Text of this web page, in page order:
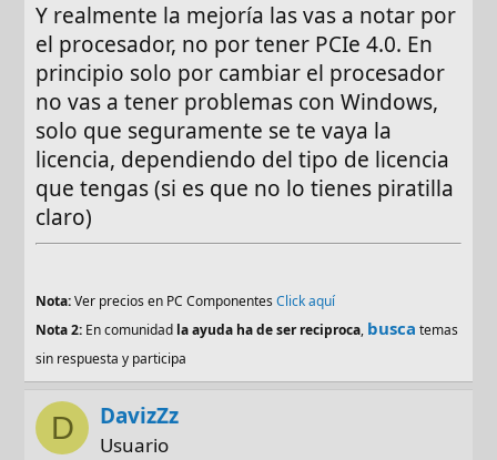
Y realmente la mejoría las vas a notar por
el procesador, no por tener PCIe 4.0. En
principio solo por cambiar el procesador
no vas a tener problemas con Windows,
solo que seguramente se te vaya la
licencia, dependiendo del tipo de licencia
que tengas (si es que no lo tienes piratilla
claro)
Nota:Ver precios en PC ComponentesClick aquí
Nota 2: En comunidad la ayuda ha de ser reciproca, busca temas
sin respuesta y participa
D DavizZz
Usuario